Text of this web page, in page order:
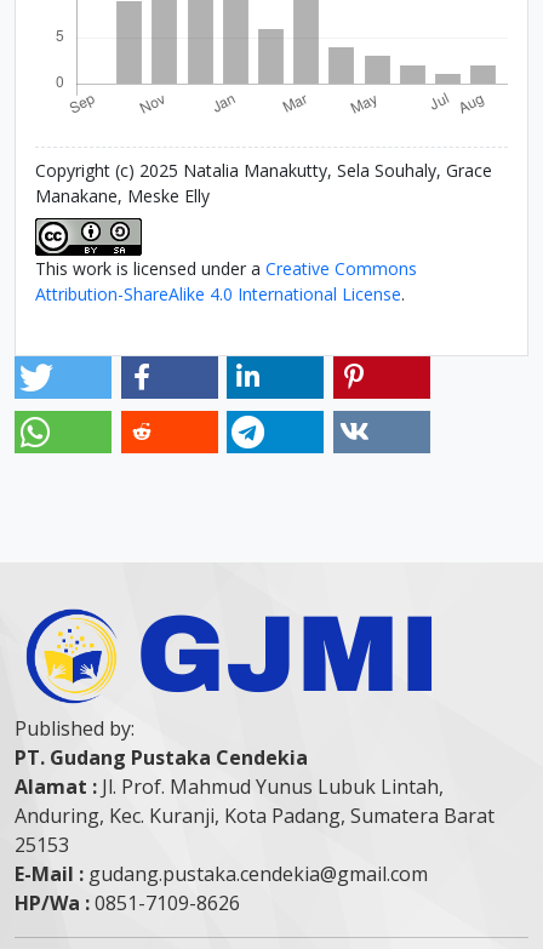
Copyright (c) 2025 Natalia Manakutty, Sela Souhaly, Grace
Manakane, Meske Elly
This work is licensed under a Creative Commons
Attribution-ShareAlike 4.0 International License.
Published by:
PT. Gudang Pustaka Cendekia
Alamat : Jl. Prof. Mahmud Yunus Lubuk Lintah,
Anduring, Kec. Kuranji, Kota Padang, Sumatera Barat
25153
E-Mail : gudang.pustaka.cendekia@gmail.com
HP/Wa :0851-7109-8626